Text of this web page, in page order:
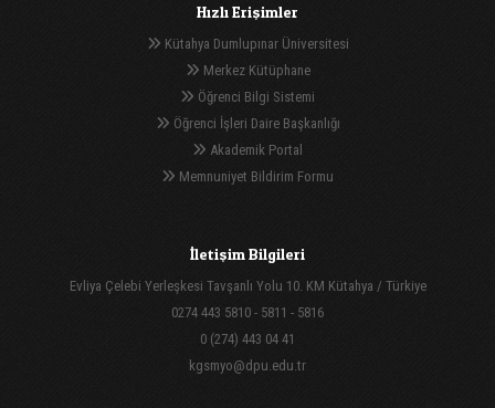
Hızlı Erişimler
Kütahya Dumlupınar Üniversitesi
Merkez Kütüphane
Öğrenci Bilgi Sistemi
Öğrenci İşleri Daire Başkanlığı
Akademik Portal
Memnuniyet Bildirim Formu
İletişim Bilgileri
Evliya Çelebi Yerleşkesi Tavşanlı Yolu 10. KM Kütahya / Türkiye
0274 443 5810 - 5811 - 5816
0 (274) 443 04 41
kgsmyo@dpu.edu.tr